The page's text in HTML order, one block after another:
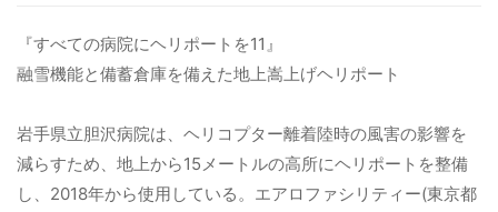
『すべての病院にヘリポートを11』
融雪機能と備蓄倉庫を備えた地上嵩上げヘリポート
岩手県立胆沢病院は、ヘリコプター離着陸時の風害の影響を
減らすため、地上から15メートルの高所にヘリポートを整備
し、2018年から使用している。エアロファシリティー(東京都